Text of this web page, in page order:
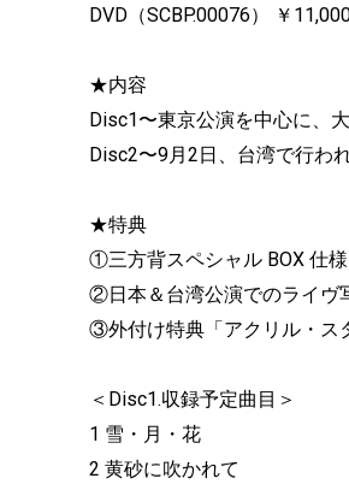
DVD（SCBP.00076） ￥
★内容
Disc1〜東京公演を中⼼に、
Disc2〜9⽉2日、台湾で⾏わ
★特典
①三⽅背スペシャル BOX 仕様
②⽇本＆台湾公演でのライヴ
③外付け特典「アクリル・ス
＜Disc1.収録予定曲⽬＞
1 雪・⽉・花
2 ⻩砂に吹かれて